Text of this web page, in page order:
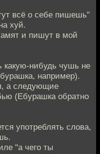
всё о себе пишешь"
хуй.
и пишут в мой
нибудь чушь не
например).
а следующие
(Ебурашка обратно
употреблять слова,
"а чего ты